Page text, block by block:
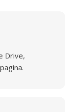
Drive,